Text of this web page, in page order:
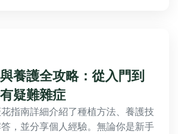
養護全攻略：從入門到
疑難雜症
指南詳細介紹了種植方法、養護技
，並分享個人經驗。無論你是新手